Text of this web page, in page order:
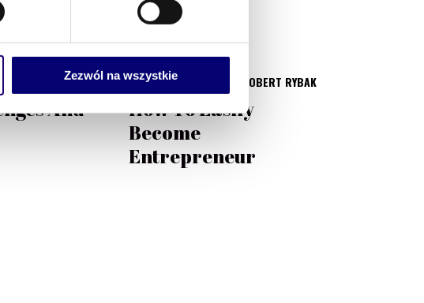
Zezwól na wszystkie
ROBERT RYBAK
And
4 WRZEŚNIA, 2019 ROBERT RYBAK
How To Easily
Become
Entrepreneur